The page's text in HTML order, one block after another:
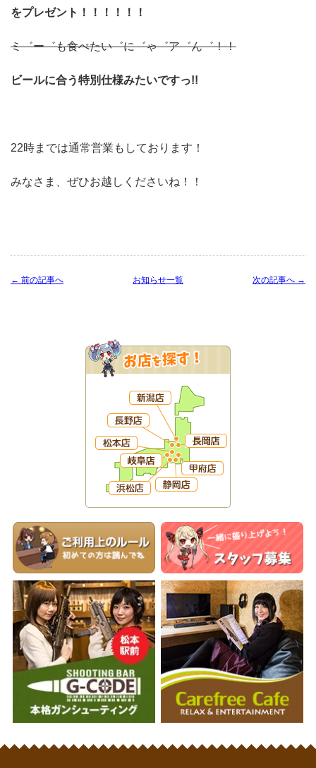
をプレゼント！！！！！！
ミ゛ー゛も食べたい゛に゛ゃ゛ア゛ん゛！！
ビールに合う特別仕様みたいですっ!!
22時までは通常営業もしております！
みなさま、ぜひお越しくださいね！！
← 前の記事へ 次の記事へ →
お知らせ一覧